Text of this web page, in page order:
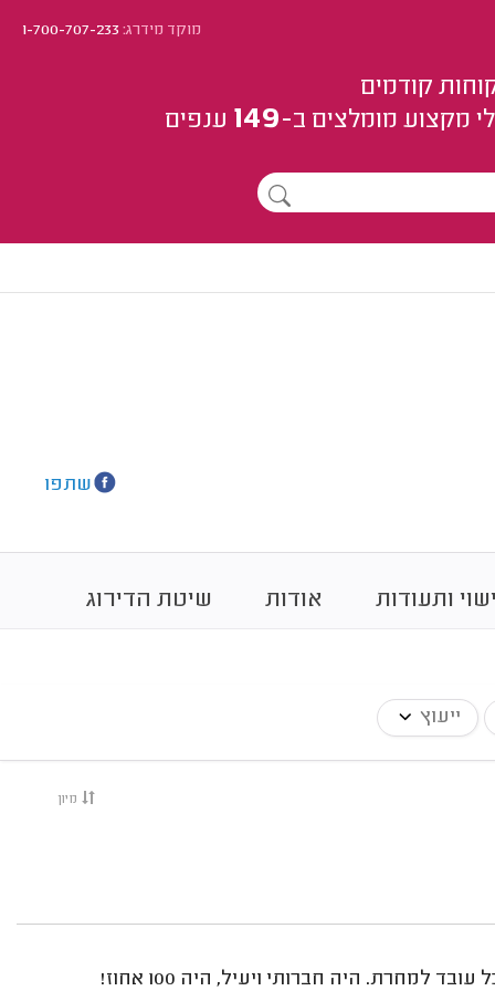
מוקד מידרג:1-700-707-233
קודמים
מקצוע מומלצים ב-149 ענפים
שתפו
ותעודות אודות שיטת הדירוג
ייעוץ
מיון
היה חברותי ויעיל, היה 100 אחוז!